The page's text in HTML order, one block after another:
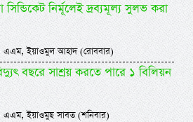
নির্মূলেই দ্রব্যমূল্য সুলভ করা
ইয়াওমুল আহাদ (রোববার)
বছরে সাশ্রয় করতে পারে ১ বিলিয়ন
ইয়াওমুছ সাবত (শনিবার)